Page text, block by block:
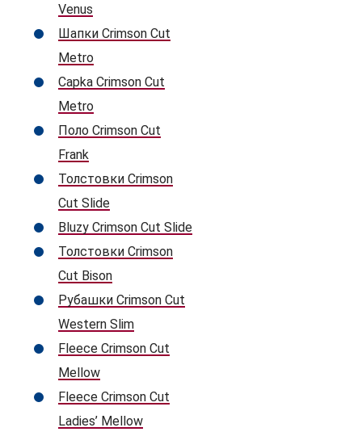
Venus
Шапки Crimson Cut
Metro
Capka Crimson Cut
Metro
Поло Crimson Cut
Frank
Толстовки Crimson
Cut Slide
Bluzy Crimson Cut Slide
Толстовки Crimson
Cut Bison
Рубашки Crimson Cut
Western Slim
Fleece Crimson Cut
Mellow
Fleece Crimson Cut
Ladies’ Mellow